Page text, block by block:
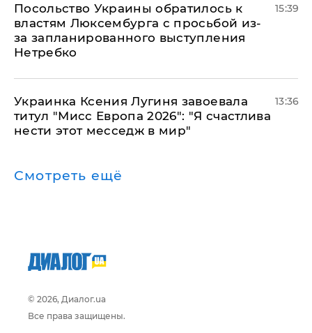
Посольство Украины обратилось к
властям Люксембурга с просьбой из-
за запланированного выступления
Нетребко
15:39
Украинка Ксения Лугиня завоевала
титул "Мисс Европа 2026": "Я счастлива
нести этот месседж в мир"
13:36
Смотреть ещё
© 2026, Диалог.ua
Все права защищены.